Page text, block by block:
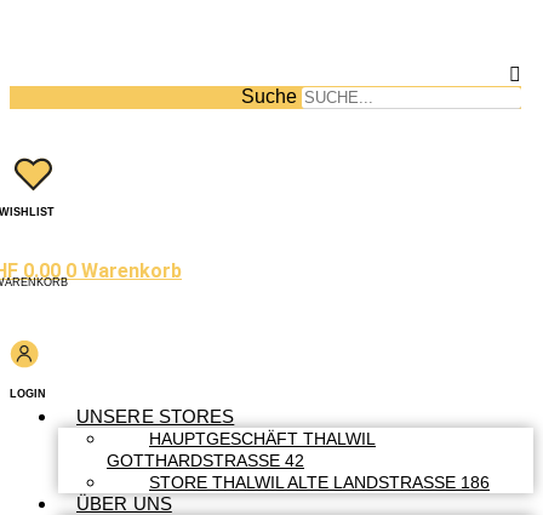
Suche
WISHLIST
0.00 0 Warenkorb
LOGIN
UNSERE STORES
HAUPTGESCHÄFT THALWIL
GOTTHARDSTRASSE 42
STORE THALWIL ALTE LANDSTRASSE 186
ÜBER UNS